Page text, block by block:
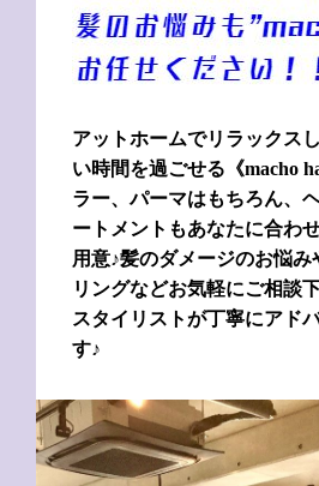
アットホームでリラックス
い時間を過ごせる《macho
ラー、パーマはもちろん、
ートメントもあなたに合わ
用意♪髪のダメージのお悩み
リングなどお気軽にご相談
スタイリストが丁寧にアド
す♪